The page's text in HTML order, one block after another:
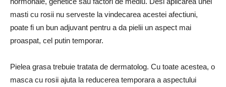
masti cu rosii nu serveste la vindecarea acestei afectiuni,
poate fi un bun adjuvant pentru a da pielii un aspect mai
proaspat, cel putin temporar.
Pielea grasa trebuie tratata de dermatolog. Cu toate acestea, o
masca cu rosii ajuta la reducerea temporara a aspectului